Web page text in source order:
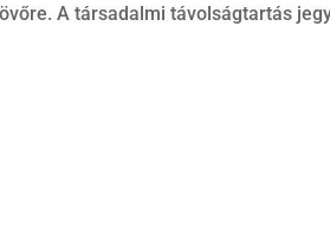
A társadalmi távolságtartás